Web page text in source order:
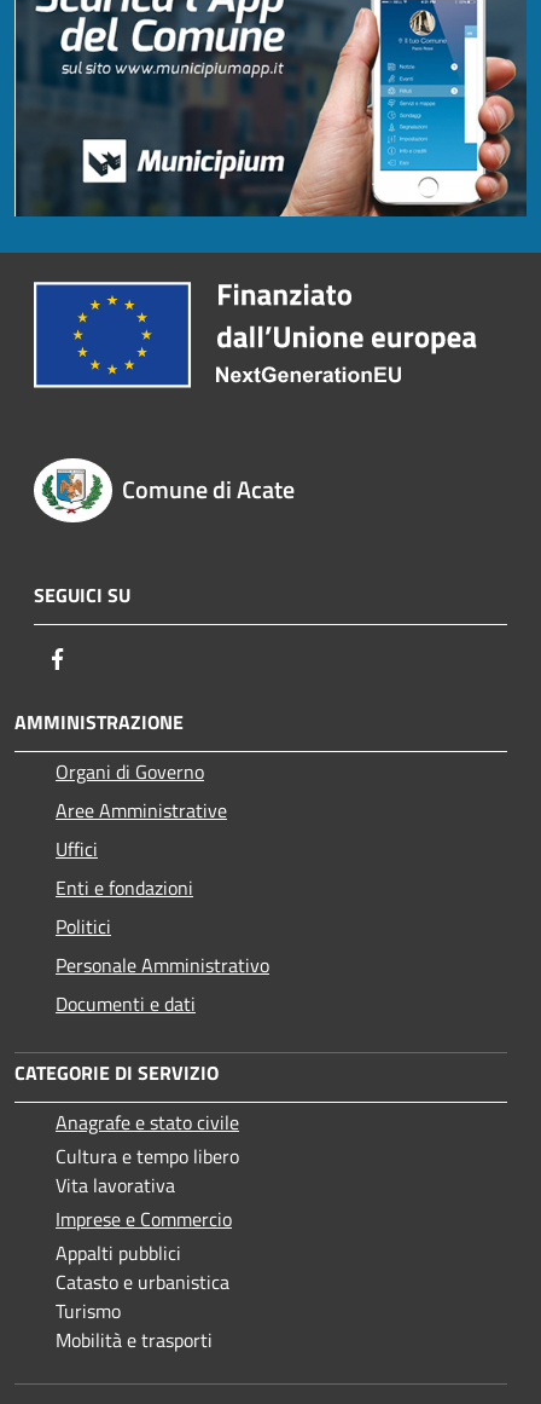
Comune di Acate
SEGUICI SU
AMMINISTRAZIONE
Organi di Governo
Aree Amministrative
Uffici
Enti e fondazioni
Politici
Personale Amministrativo
Documenti e dati
CATEGORIE DI SERVIZIO
Anagrafe e stato civile
Cultura e tempo libero
Vita lavorativa
Imprese e Commercio
Appalti pubblici
Catasto e urbanistica
Turismo
Mobilità e trasporti